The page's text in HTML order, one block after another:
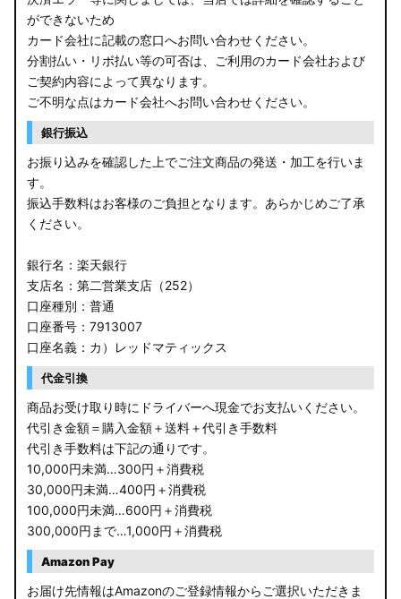
ができないため
カード会社に記載の窓口へお問い合わせください。
分割払い・リボ払い等の可否は、ご利用のカード会社および
ご契約内容によって異なります。
ご不明な点はカード会社へお問い合わせください。
銀行振込
お振り込みを確認した上でご注文商品の発送・加工を行いま
す。
振込手数料はお客様のご負担となります。あらかじめご了承
ください。
銀行名：楽天銀行
支店名：第二営業支店（252）
口座種別：普通
口座番号：7913007
口座名義：カ）レッドマティックス
代金引換
商品お受け取り時にドライバーへ現金でお支払いください。
代引き金額＝購入金額＋送料＋代引き手数料
代引き手数料は下記の通りです。
10,000円未満…300円＋消費税
30,000円未満…400円＋消費税
100,000円未満…600円＋消費税
300,000円まで…1,000円＋消費税
Amazon Pay
お届け先情報はAmazonのご登録情報からご選択いただきま